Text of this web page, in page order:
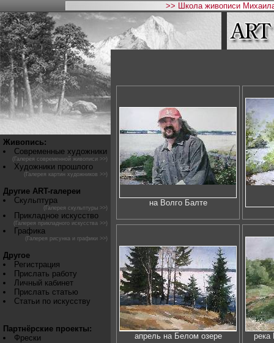
>> Школа живописи
Живопись:
Современные художники
(Галерея современной живописи >>)
Художники прошлого
(Галерея картин художников >>)
Другие ART-галереи
Скульптура
(Галерея скульптуры >>)
Прикладное искусство
(Галерея прикладного искусства >>)
Графика
(Галерея рисунка и графики >>)
Другое
Регистрация
Прислать работу
Личный кабинет
Прислать статью
Статьи по искусству
Партнёрские проекты:
Фрески
на Волго Балте
апрель на Белом озере река